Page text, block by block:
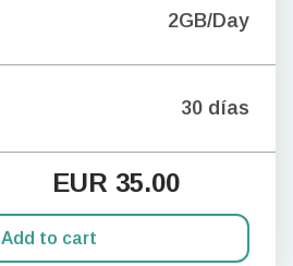
2GB/Day
30 días
EUR 35.00
Add to cart